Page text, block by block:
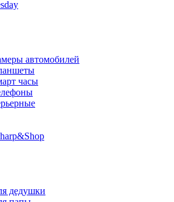
автомобилей
часы
дедушки